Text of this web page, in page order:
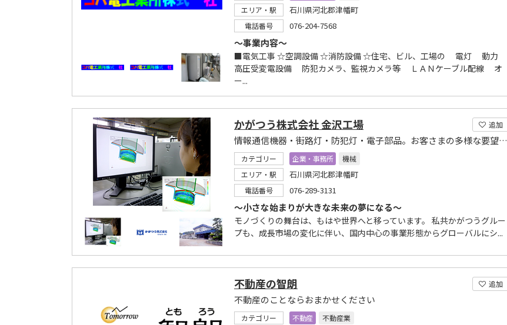
エリア・駅
石川県河北郡津幡町
電話番号 076-204-7568
～事業内容～
■電気工事 ☆空調設備 ☆消防設備 ☆住宅、ビル、工場の 電灯 動力
高圧受変電設備 防犯カメラ、監視カメラ等 ＬＡＮケーブル配線 オ
ー...
追加
かがつう株式会社 金沢工場
情報通信機器・街路灯・防犯灯・電子部品。お客さまの多様な要望を素早く、確実にカタチにします
カテゴリー 企業・事務所
機械
エリア・駅
石川県河北郡津幡町
電話番号 076-289-3131
～小さな始まりが大きな未来の夢になる～
モノづくりの舞台は、もはや世界へと移っています。 私共かがつうグルー
プも、成長市場の変化に伴い、国内中心の事業形態からグローバルにシ...
追加
不動産の智朗
不動産のことならおまかせください
カテゴリー 不動産
不動産業